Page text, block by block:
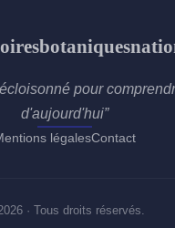
pour
d'aujourd'hui”
légalesContact
· Tous droits réservés.